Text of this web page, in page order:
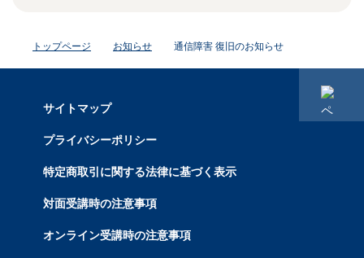
トップページ お知らせ 通信障害 復旧のお知らせ
サイトマップ
プライバシーポリシー
特定商取引に関する法律に基づく表示
対面受講時の注意事項
オンライン受講時の注意事項